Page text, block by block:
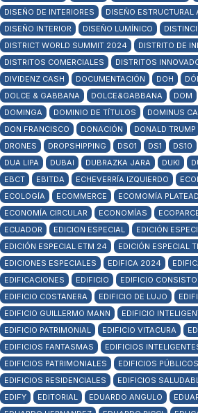
DISEÑO DE INTERIORES
DISEÑO ESTRUCTURAL
DISEÑO INTERIOR
DISEÑO LUMÍNICO
DISTRICT WORLD SUMMIT 2024
DISTRITO DE
DISTRITOS COMERCIALES
DISTRITOS
DIVIDENZ CASH
DOCUMENTACIÓN DOH
DOLCE & GABBANA
DOLCE&GABBANA DOM
DOMINGA
DOMINIO DE TÍTULOS DOMINUS
DON FRANCISCO
DONACIÓN DONALD TRUMP
DRONES
DROPSHIPPING DS01 DS1 DS10
DUA LIPA
DUBAI DUBRAZKA JARA DUKI
EBCT
EBITDA ECHEVERRÍA IZQUIERDO
ECOLOGÍA
ECOMMERCE ECOMOMÍA
ECONOMÍA CIRCULAR
ECONOMÍAS
ECUADOR
EDICION ESPECIAL
EDICIÓN
EDICIÓN ESPECIAL ETM 24
EDICIÓN ESPECIAL
EDICIONES ESPECIALES
EDIFICA 2024
EDIFICACIONES
EDIFICIO
EDIFICIO
EDIFICIO COSTANERA
EDIFICIO DE LUJO
EDIFICIO GUILLERMO MANN
EDIFICIO
EDIFICIO PATRIMONIAL
EDIFICIO VITACURA
EDIFICIOS FANTASMAS
EDIFICIOS
EDIFICIOS PATRIMONIALES
EDIFICIOS PÚBLICOS
EDIFICIOS RESIDENCIALES
EDIFICIOS
EDIFY
EDITORIAL EDUARDO ANGULO